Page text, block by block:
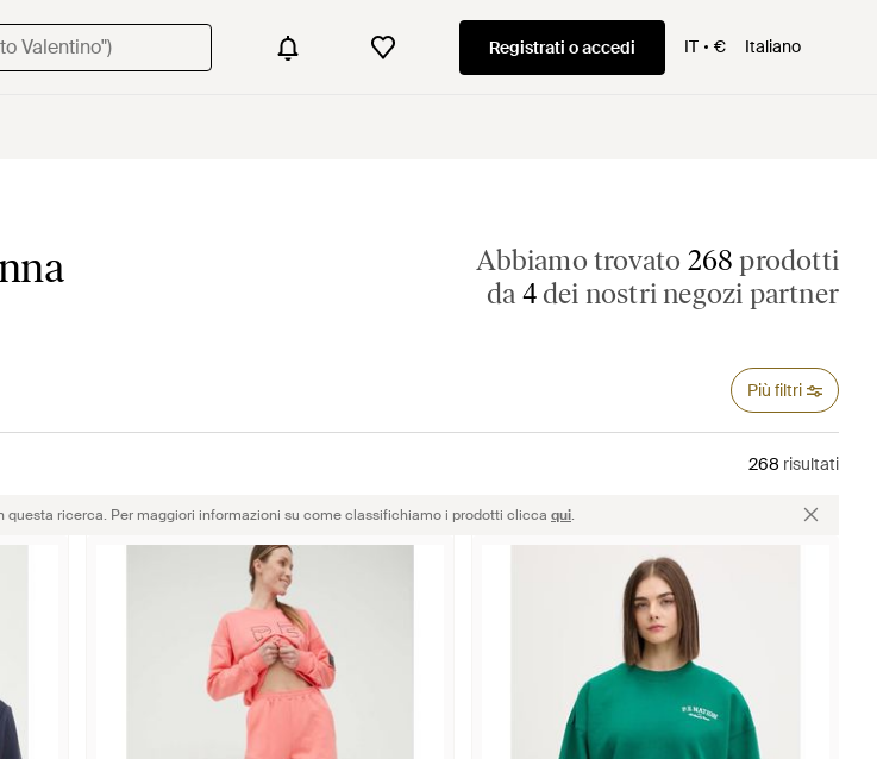
Registrati o accedi IT € Italiano
Abbiamo trovato 268 prodotti
da 4 dei nostri negozi partner
Più filtri
268 risultati
ricerca. Per maggiori informazioni su come classifichiamo i prodotti clicca qui.